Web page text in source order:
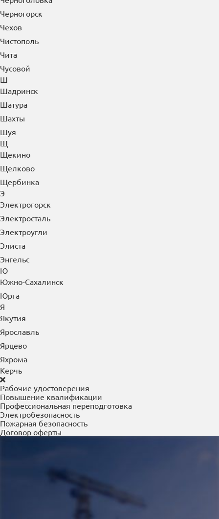
Чапаевск
Чебоксары
Челябинск
Черемхово
Череповец
Черкесск
Черноголовка
Черногорск
Чехов
Чистополь
Чита
Чусовой
Ш
Шадринск
Шатура
Шахты
Щ
Щекино
Щелково
Щербинка
Э
Электрогорск
Электросталь
Электроугли
Элиста
Энгельс
Ю
Южно-Сахалинск
Юрга
Я
Якутия
Ярославль
Ярцево
Рабочие удостоверения
Повышение квалификации
Профессиональная переподготовка